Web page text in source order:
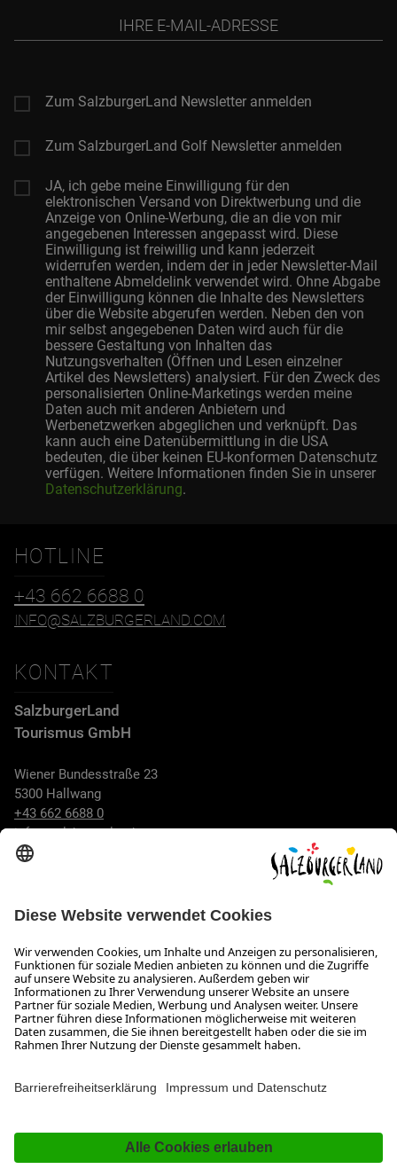
Mail-
Zum SalzburgerLand Newsletter anmelden
Zum SalzburgerLand Golf Newsletter anmelden
JA, ich gebe meine Einwilligung für den
elektronischen Versand von Direktwerbung und die
Anzeige von Online-Werbung, die an die von mir
angegebenen Interessen angepasst wird. Diese
Einwilligung ist freiwillig und kann jederzeit
widerrufen werden, indem der in jeder Newsletter-Mail
enthaltene Abmeldelink verwendet wird. Ohne Abgabe
der Einwilligung können die Inhalte des Newsletters
über die Website abgerufen werden. Neben den von
mir selbst angegebenen Daten wird auch für die
bessere Gestaltung von Inhalten das
Nutzungsverhalten (Öffnen und Lesen einzelner
Artikel des Newsletters) analysiert. Für den Zweck des
personalisierten Online-Marketings werden meine
Daten auch mit anderen Anbietern und
Werbenetzwerken abgeglichen und verknüpft. Das
kann auch eine Datenübermittlung in die USA
bedeuten, die über keinen EU-konformen Datenschutz
verfügen. Weitere Informationen finden Sie in unserer
Datenschutzerklärung.
HOTLINE
+43 662 6688 0
INFO@SALZBURGERLAND.COM
KONTAKT
SalzburgerLand
Tourismus GmbH
Wiener Bundesstraße 23
5300 Hallwang
+43 662 6688 0
info@salzburgerland.com
Wir freuen uns auf Ihre Anfrage!
Gerne stehen wir Ihnen von Montag bis Donnerstag von 08:00
bis 17:30 Uhr und am Freitag von 08:00 bis 17:00 Uhr zur
Verfügung.
Das Unternehmen Jobs Meeting- und Kongresslocations